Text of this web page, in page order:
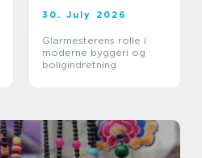
30. July 2026
Glarmesterens rolle i
moderne byggeri og
boligindretning